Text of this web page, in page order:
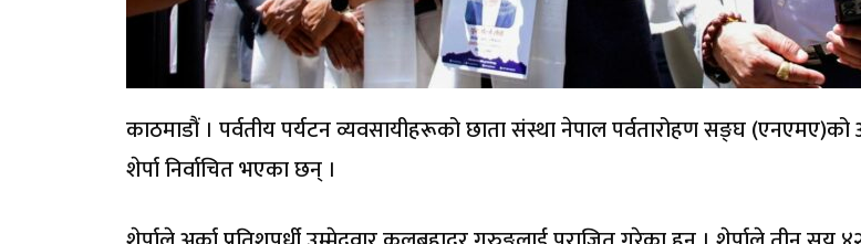
काठमाडौं । पर्वतीय पर्यटन व्यवसायीहरूको छाता संस्था नेपाल पर्वतारोहण सङ्घ
शेर्पा निर्वाचित भएका छन् ।